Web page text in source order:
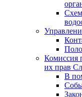
Комиссия
их прав
В